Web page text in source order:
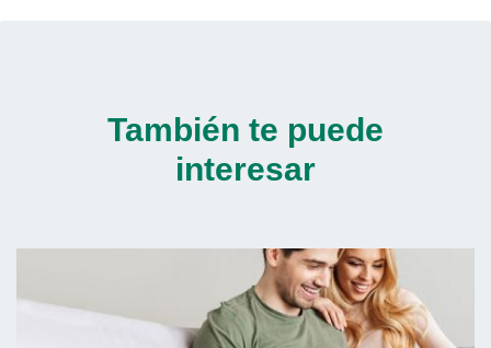
También te puede
interesar